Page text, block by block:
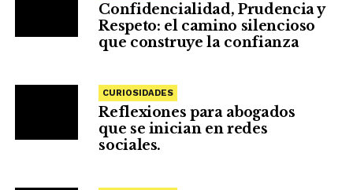
Confidencialidad, Prudencia y
Respeto: el camino silencioso
que construye la confianza
CURIOSIDADES
Reflexiones para abogados
que se inician en redes
sociales.